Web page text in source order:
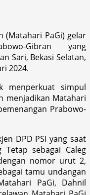
(Matahari PaGi) gelar
Gibran yang
Sari, Bekasi Selatan,
2024.
menperkuat simpul
menjadikan Matahari
Prabowo-
DPD PSI yang saat
sebagai Caleg
nomor urut 2,
tamu undangan
PaGi, Dahnil